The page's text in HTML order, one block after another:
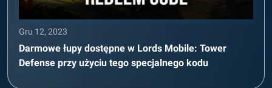
Gru 12, 2023
Darmowe łupy dostępne w Lords Mobile: Tower
Defense przy użyciu tego specjalnego kodu